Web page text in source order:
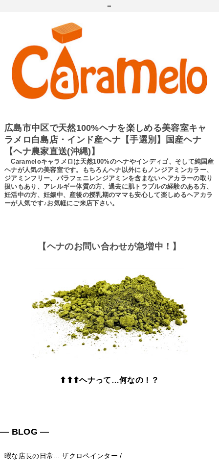
=
広島市中区で天然100%ヘナを楽しめる美容室キャ
ラメロ白島店・インド産ヘナ【手選別】国産ヘナ
【ヘナ農家直送(沖縄)】
Carameloキャラメロは天然100%のヘナやインディゴ、そして純国産
ヘナが人気の美容室です。もちろんヘナ以外にもノンジアミンカラー、
ジアミンフリー、パラフェニレンジアミンを含まないヘアカラーの取り
扱いもあり、アレルギー体質の方、過去に肌トラブルの経験のある方、
妊活中の方、妊娠中、産後の授乳期のママも安心して楽しめるヘアカラ
ーが人気です♪お気軽にご来店下さい。
【ヘナのお問い合わせが急増中！】
⬆⬆⬆ヘナって…何なの！？
― BLOG ―
暇な店長の日常... ザクロペインター /